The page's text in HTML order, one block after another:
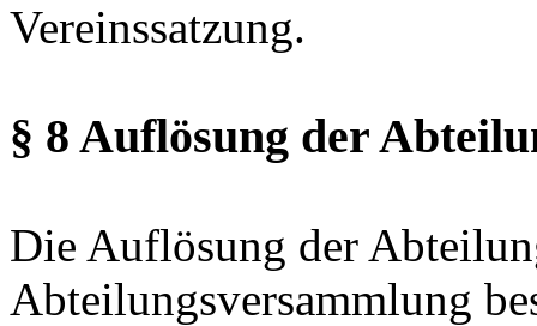
Vereinssatzung.
§ 8 Auflösung der
Die Auflösung der
Abteilungsversammlung